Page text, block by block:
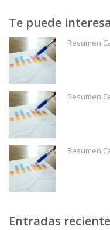
Te puede
Resumen
Resumen
Resumen
Entradas